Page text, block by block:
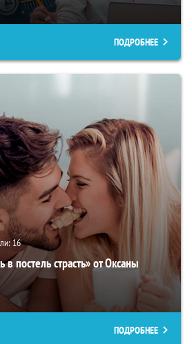
ПОДРОБНЕЕ
16
в постель страсть» от Оксаны
ПОДРОБНЕЕ